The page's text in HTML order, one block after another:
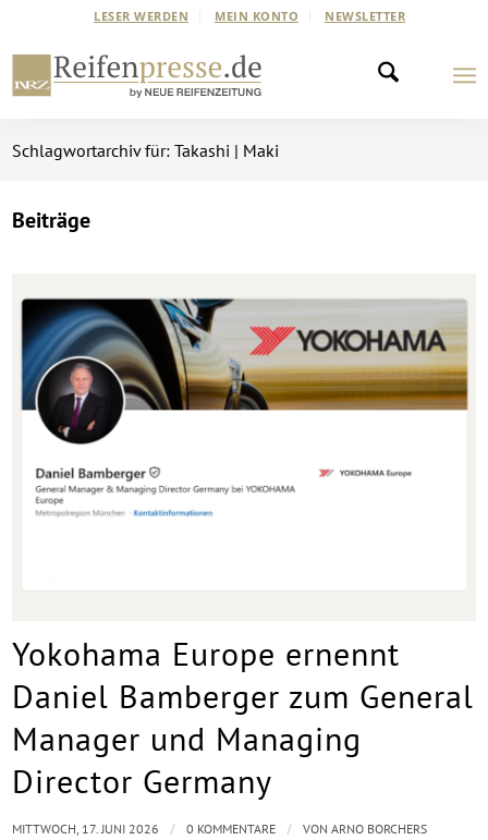
LESER WERDEN MEIN KONTO NEWSLETTER
Schlagwortarchiv für: Takashi | Maki
Beiträge
Yokohama Europe ernennt
Daniel Bamberger zum General
Manager und Managing
Director Germany
MITTWOCH, 17. JUNI 2026 / 0 KOMMENTARE / VONARNO BORCHERS